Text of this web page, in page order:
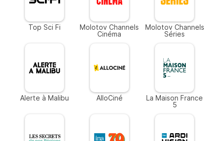
Top Sci Fi
Molotov Channels
Cinéma
Molotov Channels
Séries
Alerte à Malibu AlloCiné
La Maison France
5